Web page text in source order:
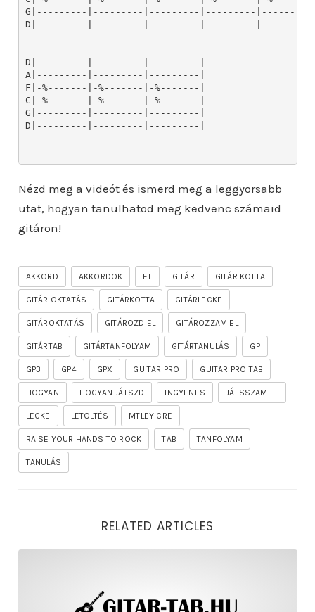
G|---------|---------|---------|---------
D|---------|---------|---------|---------
D|---------|---------|---------|
A|---------|---------|---------|
F|-%-------|-%-------|-%-------|
C|-%-------|-%-------|-%-------|
G|---------|---------|---------|
D|---------|---------|---------|
Nézd meg a videót és ismerd meg a leggyorsabb
utat, hogyan tanulhatod meg kedvenc számaid
gitáron!
AKKORD AKKORDOK EL GITÁR GITÁR KOTTA
GITÁR OKTATÁS GITÁRKOTTA GITÁRLECKE
GITÁROKTATÁS GITÁROZD EL GITÁROZZAM EL
GITÁRTAB GITÁRTANFOLYAM GITÁRTANULÁS GP
GP3 GP4 GPX GUITAR PRO GUITAR PRO TAB
HOGYAN HOGYAN JÁTSZD INGYENES JÁTSSZAM EL
LECKE LETÖLTÉS MTLEY CRE
RAISE YOUR HANDS TO ROCK TAB TANFOLYAM
TANULÁS
RELATED ARTICLES